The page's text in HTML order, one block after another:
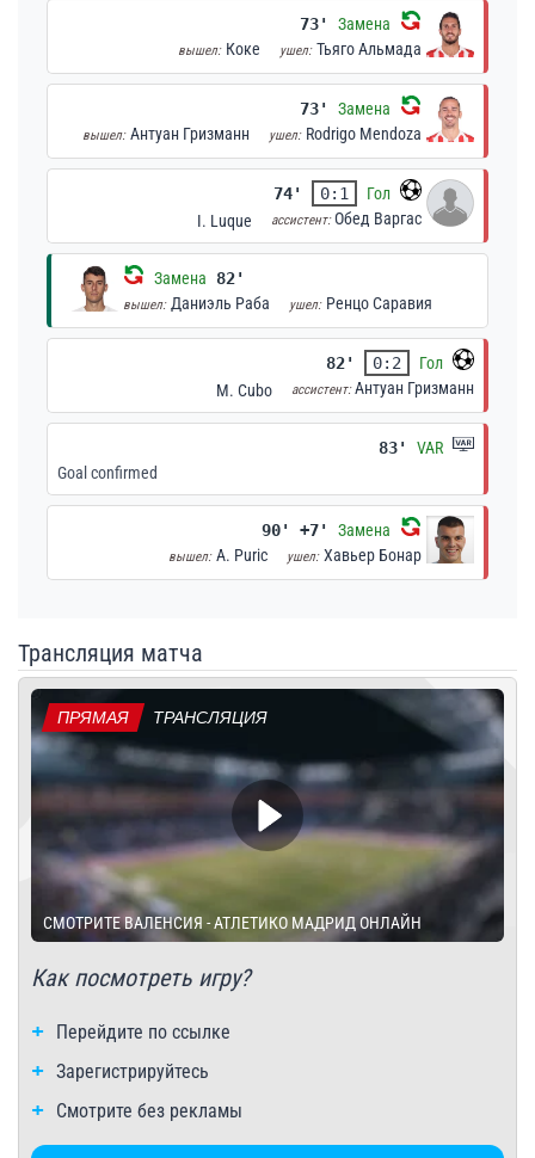
73' Замена
вышел: Коке ушел: Тьяго Альмада
73' Замена
вышел: Антуан Гризманн ушел: Rodrigo Mendoza
74' 0:1
Гол
I. Luque
ассистент:Обед Варгас
Замена 82'
вышел: Даниэль Раба ушел: Ренцо Саравия
82' 0:2
Гол
M. Cubo
ассистент:Антуан Гризманн
83'
VAR
Goal confirmed
90' +7' Замена
вышел: A. Puric ушел: Хавьер Бонар
Трансляция матча
ПРЯМАЯ ТРАНСЛЯЦИЯ
СМОТРИТЕ ВАЛЕНСИЯ - АТЛЕТИКО МАДРИД ОНЛАЙН
Как посмотреть игру?
Перейдите по ссылке
Зарегистрируйтесь
Смотрите без рекламы